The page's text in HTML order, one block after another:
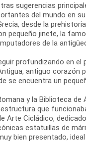
sugerencias
del mundo en
desde la
pequeño jinete, la
de la
profundizando en el
antiguo corazón
se encuentra un
y la Biblioteca
que
Arte Cicládico,
estatuillas de
bien presentado,